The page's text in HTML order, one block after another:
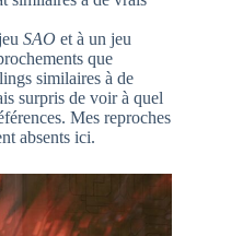
SAO et à un jeu
que
similaires à de
surpris de voir à quel
Mes reproches
absents ici.